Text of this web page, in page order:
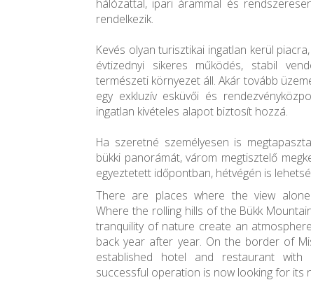
hálózattal, ipari árammal és
rendelkezik.
Kevés olyan turisztikai ingatlan kerül
évtizednyi sikeres működés, stabil
természeti környezet áll. Akár tovább
egy exkluzív esküvői és
ingatlan kivételes alapot biztosít hozzá.
Ha szeretné személyesen is
bükki panorámát, várom megtisztelő
egyeztetett időpontban, hétvégén is
There are places where the view
Where the rolling hills of the Bükk
tranquility of nature create an
back year after year. On the border of
established hotel and restaurant
successful operation is now looking for its